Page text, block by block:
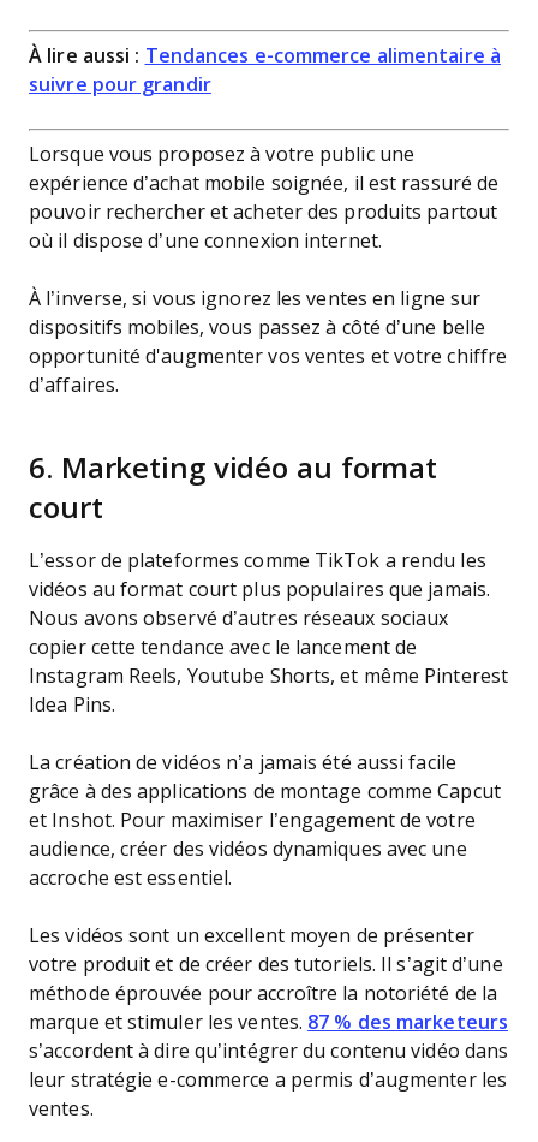
À lire aussi : Tendances e-commerce alimentaire à
suivre pour grandir
Lorsque vous proposez à votre public une
expérience d’achat mobile soignée, il est rassuré de
pouvoir rechercher et acheter des produits partout
où il dispose d’une connexion internet.
À l’inverse, si vous ignorez les ventes en ligne sur
dispositifs mobiles, vous passez à côté d’une belle
opportunité d'augmenter vos ventes et votre chiffre
d’affaires.
6. Marketing vidéo au format
court
L’essor de plateformes comme TikTok a rendu les
vidéos au format court plus populaires que jamais.
Nous avons observé d’autres réseaux sociaux
copier cette tendance avec le lancement de
Instagram Reels, Youtube Shorts, et même Pinterest
Idea Pins.
La création de vidéos n’a jamais été aussi facile
grâce à des applications de montage comme Capcut
et Inshot. Pour maximiser l’engagement de votre
audience, créer des vidéos dynamiques avec une
accroche est essentiel.
Les vidéos sont un excellent moyen de présenter
votre produit et de créer des tutoriels. Il s’agit d’une
méthode éprouvée pour accroître la notoriété de la
marque et stimuler les ventes. 87 % des marketeurs
s’accordent à dire qu’intégrer du contenu vidéo dans
leur stratégie e-commerce a permis d’augmenter les
ventes.